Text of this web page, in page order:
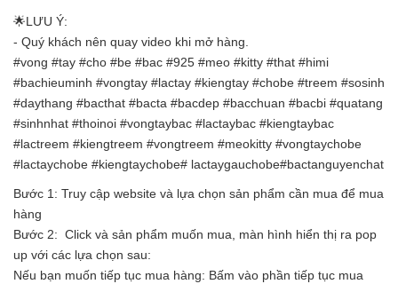
🌟LƯU Ý:
- Quý khách nên quay video khi mở hàng.
#vong #tay #cho #be #bac #925 #meo #kitty #that #himi
#bachieuminh #vongtay #lactay #kiengtay #chobe #treem #sosinh
#daythang #bacthat #bacta #bacdep #bacchuan #bacbi #quatang
#sinhnhat #thoinoi #vongtaybac #lactaybac #kiengtaybac
#lactreem #kiengtreem #vongtreem #meokitty #vongtaychobe
#lactaychobe #kiengtaychobe# lactaygauchobe#bactanguyenchat
Bước 1: Truy cập website và lựa chọn sản phẩm cần mua để mua
hàng
Bước 2: Click và sản phẩm muốn mua, màn hình hiển thị ra pop
up với các lựa chọn sau:
Nếu bạn muốn tiếp tục mua hàng: Bấm vào phần tiếp tục mua